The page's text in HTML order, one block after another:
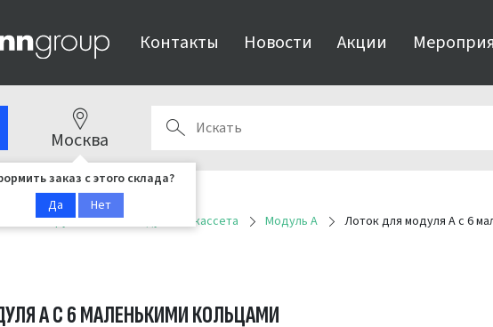
Контакты Новости Акции
Москва
заказ с этого склада?
Да
Нет
Инструменты Модульная кассета Модуль А Лоток для модуля А с 6
А С 6 МАЛЕНЬКИМИ КОЛЬЦАМИ